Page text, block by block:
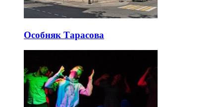
Особняк Тарасова